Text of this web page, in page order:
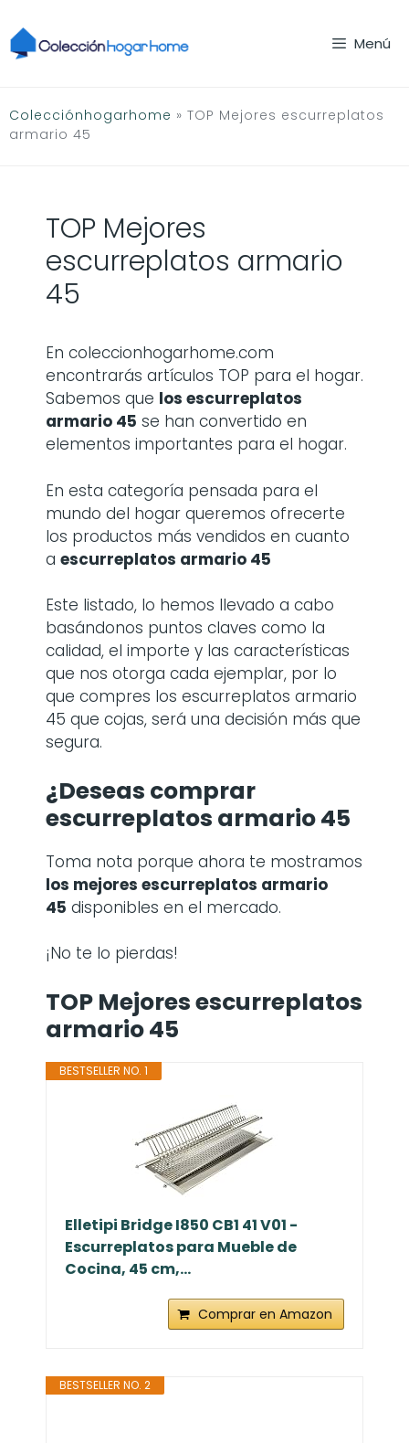
al
contenido
Menú
Colecciónhogarhome » TOP Mejores escurreplatos
armario 45
TOP Mejores
escurreplatos armario
45
En coleccionhogarhome.com
encontrarás artículos TOP para el hogar.
Sabemos que los escurreplatos
armario 45 se han convertido en
elementos importantes para el hogar.
En esta categoría pensada para el
mundo del hogar queremos ofrecerte
los productos más vendidos en cuanto
a escurreplatos armario 45
Este listado, lo hemos llevado a cabo
basándonos puntos claves como la
calidad, el importe y las características
que nos otorga cada ejemplar, por lo
que compres los escurreplatos armario
45 que cojas, será una decisión más que
segura.
¿Deseas comprar
escurreplatos armario 45
Toma nota porque ahora te mostramos
los mejores escurreplatos armario
45 disponibles en el mercado.
¡No te lo pierdas!
TOP Mejores escurreplatos
armario 45
BESTSELLER NO. 1
Elletipi Bridge I850 CB1 41 V01 -
Escurreplatos para Mueble de
Cocina, 45 cm,...
Comprar en Amazon
BESTSELLER NO. 2